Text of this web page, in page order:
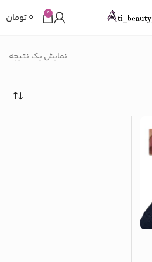
0 ۰تومان
نمایش یک نتیجه